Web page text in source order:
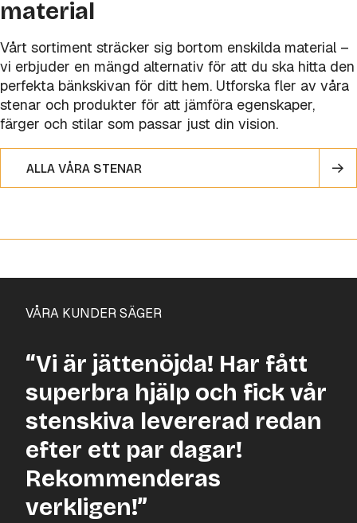
material
Vårt sortiment sträcker sig bortom enskilda material –
vi erbjuder en mängd alternativ för att du ska hitta den
perfekta bänkskivan för ditt hem. Utforska fler av våra
stenar och produkter för att jämföra egenskaper,
färger och stilar som passar just din vision.
ALLA VÅRA STENAR
VÅRA KUNDER SÄGER
“Vi är jättenöjda! Har fått
superbra hjälp och fick vår
stenskiva levererad redan
efter ett par dagar!
Rekommenderas
verkligen!”